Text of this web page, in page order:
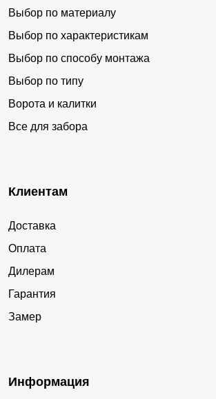
Выбор по материалу
Выбор по характеристикам
Выбор по способу монтажа
Выбор по типу
Ворота и калитки
Все для забора
Клиентам
Доставка
Оплата
Дилерам
Гарантия
Замер
Информация